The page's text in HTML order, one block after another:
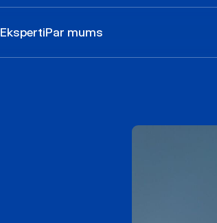
EkspertiPar mums